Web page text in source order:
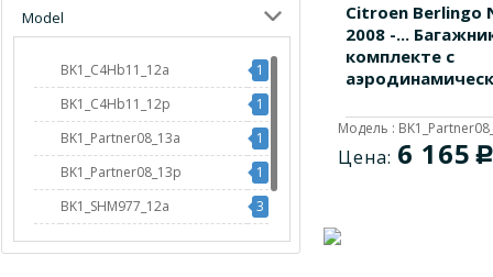
Model
BK1_C4Hb11_12a
1
BK1_C4Hb11_12p
1
BK1_Partner08_13a
1
BK1_Partner08_13p
1
BK1_SHM977_12a
3
BK1_SHM977_12p
3
Citroen Berlingo
2008 -...
комплекте с
Цена: 6 165
Модель :